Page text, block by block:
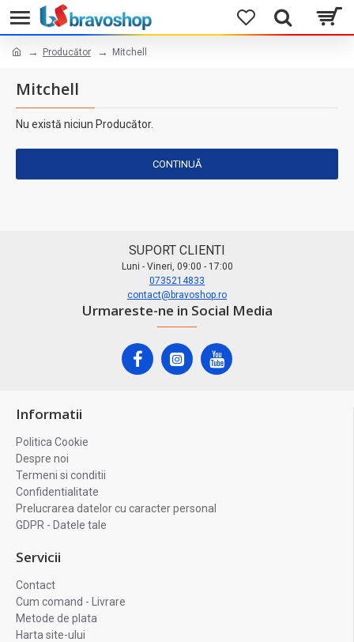
Producător Mitchell
Mitchell
Nu există niciun Producător.
CONTINUĂ
SUPORT CLIENTI
Luni - Vineri, 09:00 - 17:00
0735214833
contact@bravoshop.ro
Urmareste-ne in Social Media
Informatii
Politica Cookie
Despre noi
Termeni si conditii
Confidentialitate
Prelucrarea datelor cu caracter personal
GDPR - Datele tale
Servicii
Contact
Cum comand - Livrare
Metode de plata
Harta site-ului